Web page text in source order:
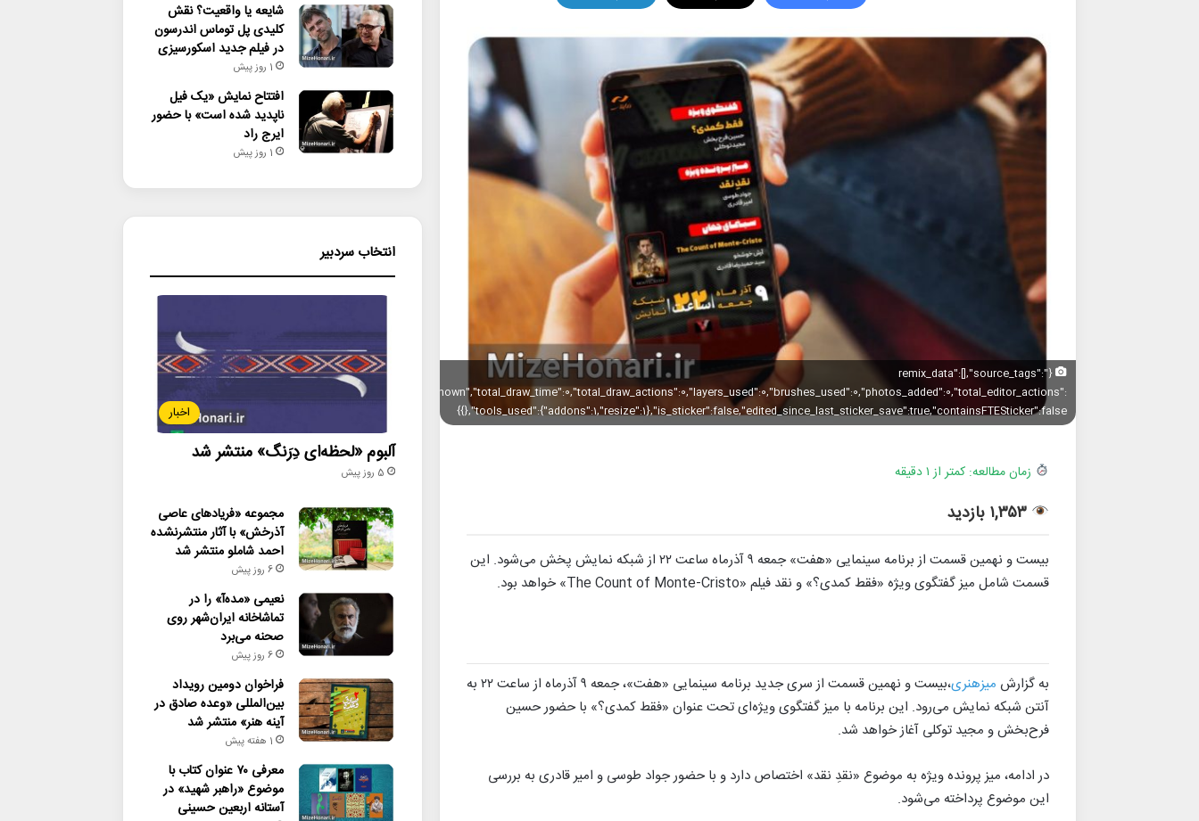
{"remix_data":[],"source_tags":
[],"origin":"unknown","total_draw_time":0,"total_draw_actions":0,"layers_used":0,"brushes_used":0,"photos_added":0,"total_editor_actions":
{},"tools_used":{"addons":1,"resize":1},"is_sticker":false,"edited_since_last_sticker_save":true,"containsFTESticker":false}
زمان مطالعه: کمتر از ۱ دقیقه
۱,۳۵۳ بازدید
بیست و نهمین قسمت از برنامه سینمایی «هفت» جمعه ۹ آذرماه ساعت ۲۲ از شبکه نمایش پخش می‌شود. این
قسمت شامل میز گفتگوی ویژه «فقط کمدی؟» و نقد فیلم «The Count of Monte-Cristo» خواهد بود.
به گزارش میزهنری
،بیست و نهمین قسمت از سری جدید برنامه سینمایی «هفت»، جمعه ۹ آذرماه از ساعت ۲۲ به
آنتن شبکه نمایش می‌رود. این برنامه با میز گفتگوی ویژه‌ای تحت عنوان «فقط کمدی؟» با حضور حسین
فرح‌بخش و مجید توکلی آغاز خواهد شد.
در ادامه، میز پرونده ویژه به موضوع «نقدِ نقد» اختصاص دارد و با حضور جواد طوسی و امیر قادری به بررسی
این موضوع پرداخته می‌شود.
شایعه یا واقعیت؟ نقش
کلیدی پل توماس اندرسون
در فیلم جدید اسکورسیزی
1 روز پیش
افتتاح نمایش «یک فیل
ناپدید شده است» با حضور
ایرج راد
1 روز پیش
انتخاب سردبیر
اخبار
آلبوم «لحظه‌ای دِرَنگ» منتشر شد
5 روز پیش
مجموعه «فریادهای عاصی
آذرخش» با آثار منتشرنشده
احمد شاملو منتشر شد
6 روز پیش
نعیمی «مده‌آ» را در
تماشاخانه ایران‌شهر روی
صحنه می‌برد
6 روز پیش
فراخوان دومین رویداد
بین‌المللی «وعده صادق در
آینه هنر» منتشر شد
1 هفته پیش
معرفی ۷۰ عنوان کتاب با
موضوع «راهبر شهید» در
آستانه اربعین حسینی